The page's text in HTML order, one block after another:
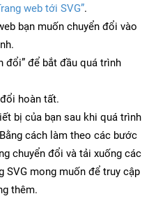
web tới SVG”.
bạn muốn chuyển đổi vào
đổi” để bắt đầu quá trình
hoàn tất.
bị của bạn sau khi quá trình
cách làm theo các bước
chuyển đổi và tải xuống các
SVG mong muốn để truy cập
thêm.